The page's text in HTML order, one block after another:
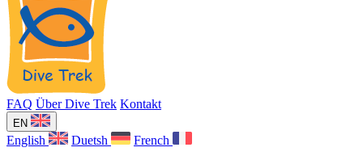
FAQ Über Dive Trek Kontakt
EN
English Duetsh
French